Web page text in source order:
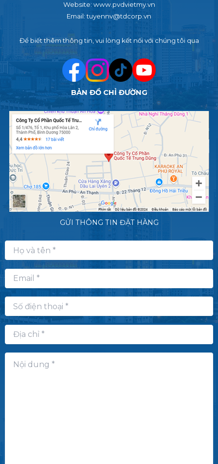
Website: www.pvdvietmy.vn
Email: tuyennv@tdcorp.vn
Để biết thêm thông tin, vui lòng kết nối với chúng tôi qua
BẢN ĐỒ CHỈ ĐƯỜNG
GỬI THÔNG TIN ĐẶT HÀNG